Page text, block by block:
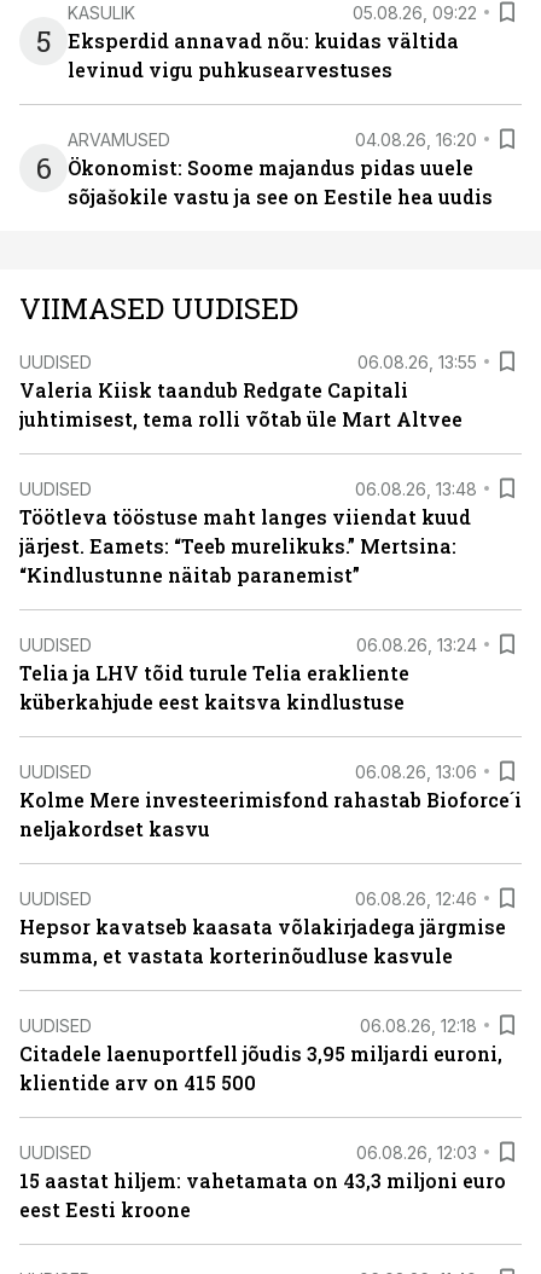
5
KASULIK 05.08.26, 09:22
Eksperdid annavad nõu: kuidas vältida
levinud vigu puhkusearvestuses
6
ARVAMUSED 04.08.26, 16:20
Ökonomist: Soome majandus pidas uuele
sõjašokile vastu ja see on Eestile hea uudis
VIIMASED UUDISED
UUDISED 06.08.26, 13:55
Valeria Kiisk taandub Redgate Capitali
juhtimisest, tema rolli võtab üle Mart Altvee
UUDISED 06.08.26, 13:48
Töötleva tööstuse maht langes viiendat kuud
järjest. Eamets: “Teeb murelikuks.” Mertsina:
“Kindlustunne näitab paranemist”
UUDISED 06.08.26, 13:24
Telia ja LHV tõid turule Telia erakliente
küberkahjude eest kaitsva kindlustuse
UUDISED 06.08.26, 13:06
Kolme Mere investeerimisfond rahastab Bioforce´i
neljakordset kasvu
UUDISED 06.08.26, 12:46
Hepsor kavatseb kaasata võlakirjadega järgmise
summa, et vastata korterinõudluse kasvule
UUDISED 06.08.26, 12:18
Citadele laenuportfell jõudis 3,95 miljardi euroni,
klientide arv on 415 500
UUDISED 06.08.26, 12:03
15 aastat hiljem: vahetamata on 43,3 miljoni euro
eest Eesti kroone